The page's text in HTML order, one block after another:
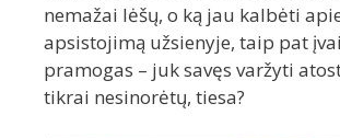
nemažai lėšų, o ką jau kalbėti
apsistojimą užsienyje, taip pat
pramogas – juk savęs varžyti
tikrai nesinorėtų, tiesa?